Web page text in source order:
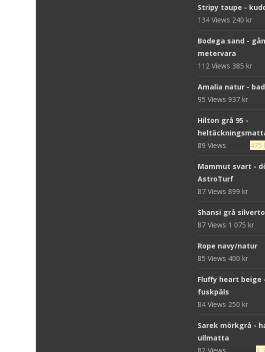
Stripy taupe -
134 Views 240 kr
Bodega sand -
metervara
112 Views 385 kr
Amalia natur -
95 Views 937 kr
Hilton grå 95 -
89 Views
Det
475
Mammut svart -
AstroTurf
87 Views 899 kr
Shansi grå
87 Views 1 075 kr
Rope navy/natur
85 Views 400 kr
Fluffy heart beige
fuskpäls
84 Views 250 kr
Sarek mörkgrå -
ullmatta